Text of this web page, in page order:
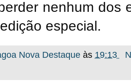
nenhum dos
especial.
Nova Destaque às 19:13